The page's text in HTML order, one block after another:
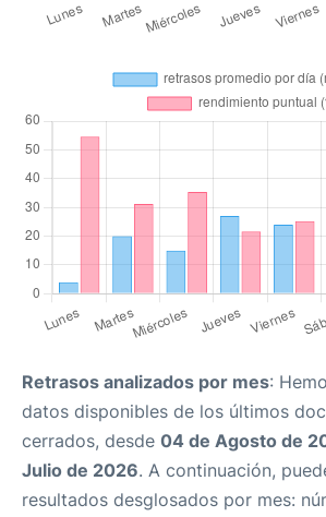
Retrasos analizados por mes:
datos disponibles de los últimos
cerrados, desde 04 de Agosto de
Julio de 2026. A continuación,
resultados desglosados por mes: